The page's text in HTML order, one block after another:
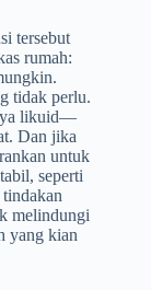
tersebut
rumah:
tidak perlu.
likuid—
Dan jika
untuk
seperti
melindungi
yang kian